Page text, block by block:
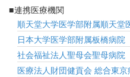
連携医療機関
順天堂大学医学部附属順天堂
日本大学医学部附属板橋病院
社会福祉法人聖母会聖母病院
医療法人財団健貢会 総合東京